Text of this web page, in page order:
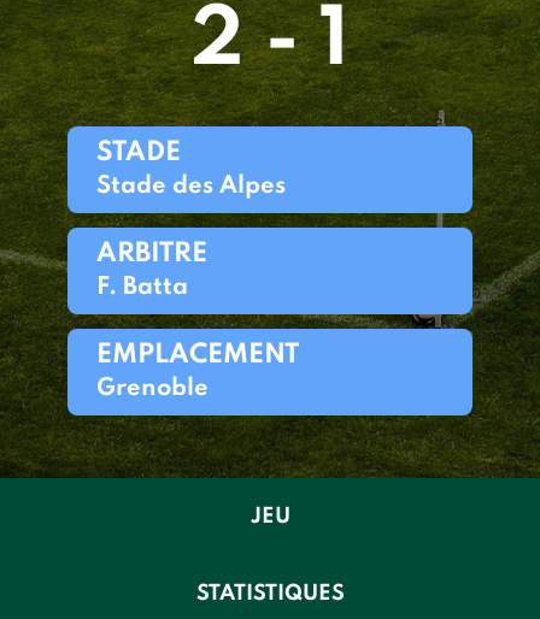
2 - 1
STADE
Stade des Alpes
ARBITRE
F. Batta
EMPLACEMENT
Grenoble
JEU
STATISTIQUES